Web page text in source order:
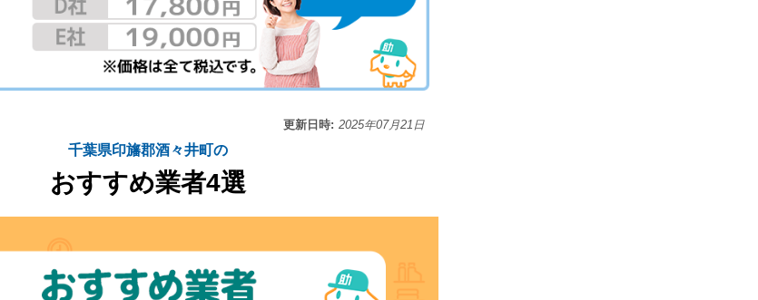
更新日時: 2025年07月21日
千葉県印旛郡酒々井町の
おすすめ業者4選